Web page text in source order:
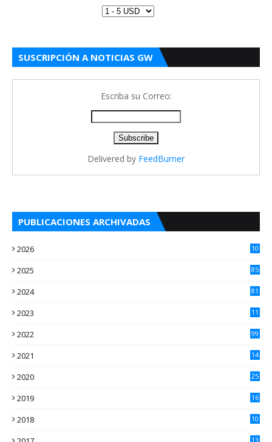
SUSCRIPCIÓN A NOTICIAS GW
Escriba su Correo:
Delivered by FeedBurner
PUBLICACIONES ARCHIVADAS
2026
10
2025 85
2024 81
2023
11
2022 99
2021
14
2020
25
2019
16
2018
10
13